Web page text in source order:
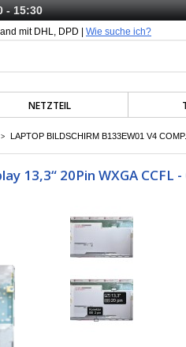
- 15:30
mit DHL, DPD | Wie suche ich?
NETZTEIL
> LAPTOP BILDSCHIRM B133EW01 V4
13,3“ 20Pin WXGA CCFL